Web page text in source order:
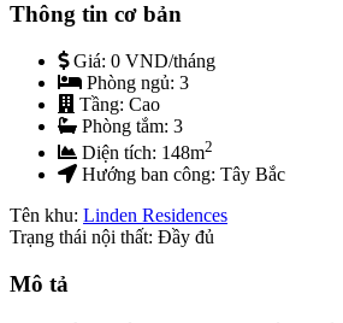
Thông tin cơ bản
Giá: 0 VND/tháng
Phòng ngủ: 3
Tầng: Cao
Phòng tắm: 3
Diện tích: 148m2
Hướng ban công: Tây Bắc
Tên khu: Linden Residences
Trạng thái nội thất: Đầy đủ
Mô tả